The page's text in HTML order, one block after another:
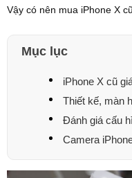
Vậy có nên mua iPhone X
Mục lục
iPhone X cũ
Thiết kế, màn
Đánh giá cấu
Camera